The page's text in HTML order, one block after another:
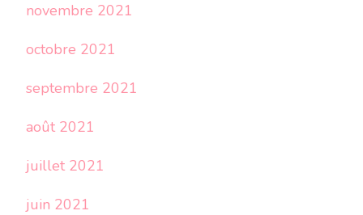
novembre 2021
octobre 2021
septembre 2021
août 2021
juillet 2021
juin 2021